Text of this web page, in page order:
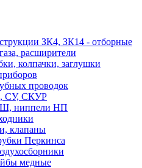
ЗК4, ЗК14 - отборные
расширители
колпачки, заглушки
проводок
СУ, СКУР
ниппели НП
клапаны
Перкинса
медные